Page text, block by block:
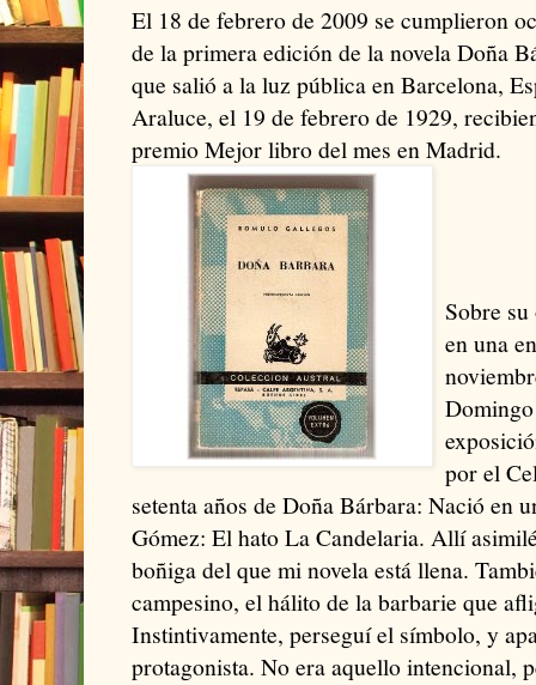
El 18 de febrero de 2009 se cumplieron
de la primera edición de la novela Doña
que salió a la luz pública en Barcelona,
Araluce, el 19 de febrero de 1929,
premio Mejor libro del mes en Madrid.
Sobre
en una
por el
setenta años de Doña Bárbara: Nació en
Gómez: El hato La Candelaria. Allí
boñiga del que mi novela está llena.
campesino, el hálito de la barbarie que
Instintivamente, perseguí el símbolo, y
protagonista. No era aquello intencional,